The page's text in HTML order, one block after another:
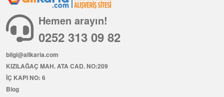
Hemen arayın!
0252 313 09 82
bilgi@allkaria.com
KIZILAĞAÇ MAH. ATA CAD. NO:209
İÇ KAPI NO: 6
Blog